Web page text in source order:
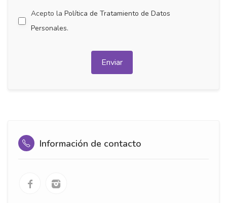
Acepto la Política de Tratamiento de Datos
Personales.
Enviar
Información de contacto